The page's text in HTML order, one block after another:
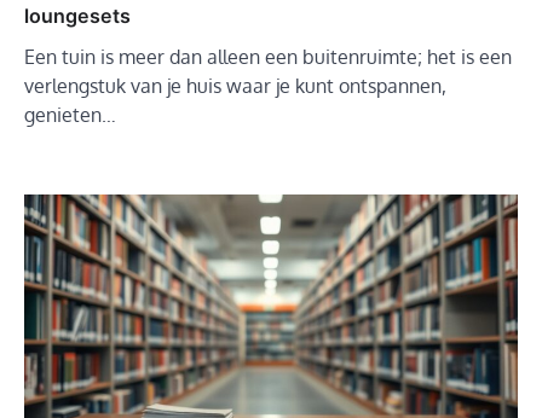
loungesets
Een tuin is meer dan alleen een buitenruimte; het is een
verlengstuk van je huis waar je kunt ontspannen,
genieten…